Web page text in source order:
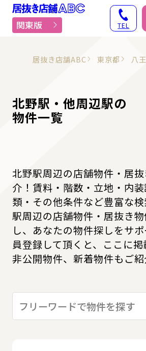
居抜き物件・
関東版 TEL
居抜き店舗ABC 東京都 八
北野駅・他周辺駅の
物件一覧
北野駅周辺の店舗物件・居
介！賃料・階数・立地・内
類・その他条件など豊富な
駅周辺の店舗物件・居抜き
し、あなたの物件探しをサ
員登録して頂くと、ここに
非公開物件、新着物件もご紹